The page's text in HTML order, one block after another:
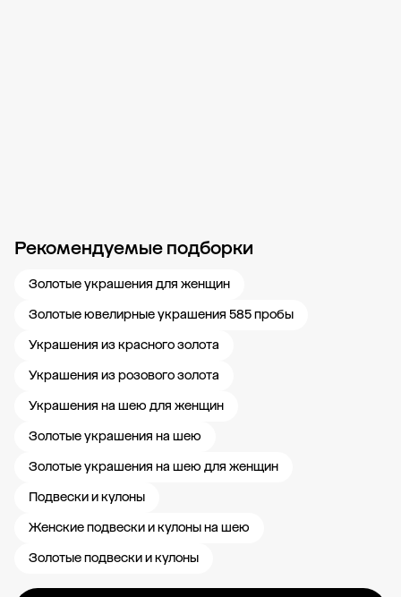
Рекомендуемые подборки
Золотые украшения для женщин
Золотые ювелирные украшения 585 пробы
Украшения из красного золота
Украшения из розового золота
Украшения на шею для женщин
Золотые украшения на шею
Золотые украшения на шею для женщин
Подвески и кулоны
Женские подвески и кулоны на шею
Золотые подвески и кулоны
Новости компании Журнал ЗОЛОТОЙ Блог